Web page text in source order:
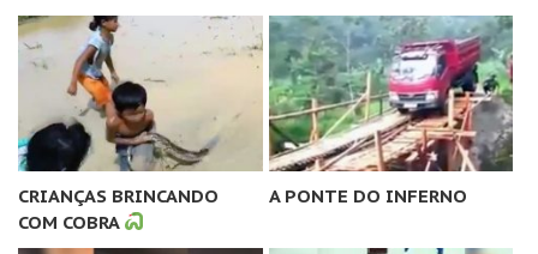
CRIANÇAS BRINCANDO
COM COBRA
A PONTE DO INFERNO